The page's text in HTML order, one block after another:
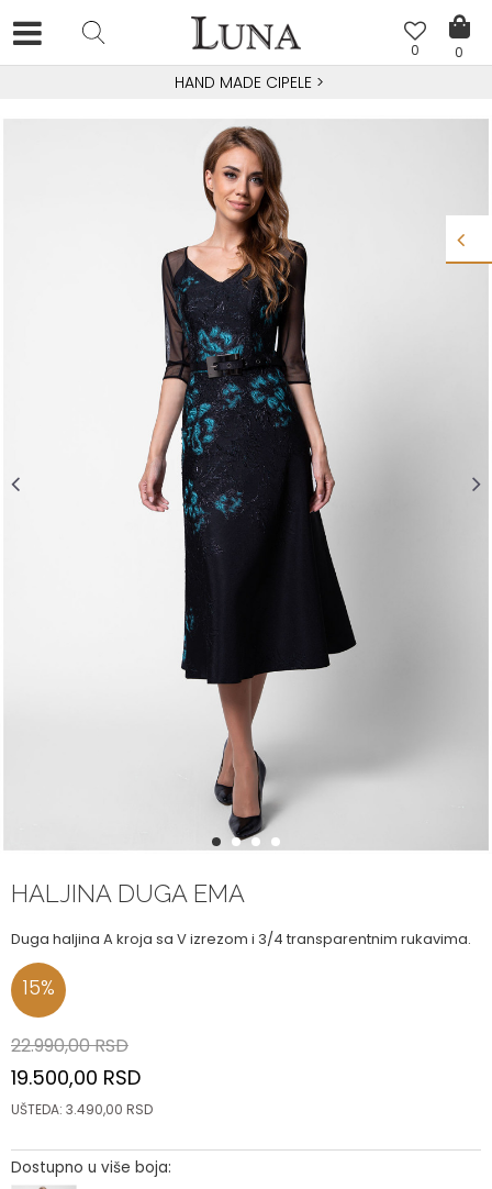
0
0
HAND MADE CIPELE >
1 2 3 4
HALJINA DUGA EMA
Duga haljina A kroja sa V izrezom i 3/4 transparentnim rukavima.
15%
22.990,00RSD
19.500,00 RSD
UŠTEDA: 3.490,00 RSD
Dostupno u više boja: